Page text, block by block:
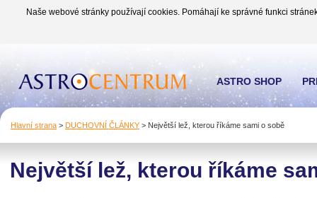
Naše webové stránky používají cookies. Pomáhají ke správné funkci
Hlavní strana > DUCHOVNÍ ČLÁNKY > Největší lež, kterou říkáme sami o sobě
Největší lež, kterou říkáme
ASTRO SHOP